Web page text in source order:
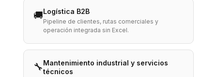
🚚Logística B2B
Pipeline de clientes, rutas comerciales y
operación integrada sin Excel.
🔧Mantenimiento industrial y servicios
técnicos